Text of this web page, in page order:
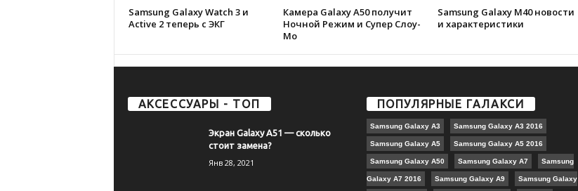
Samsung Galaxy Watch 3 и
Active 2 теперь с ЭКГ
Камера Galaxy A50 получит
Ночной Режим и Супер Слоу-
Мо
Samsung Galaxy M40 новости
и характеристики
АКСЕССУАРЫ - ТОП
Экран Galaxy A51 — сколько
стоит замена?
Янв 28, 2021
ПОПУЛЯРНЫЕ ГАЛАКСИ
Samsung Galaxy A3 Samsung Galaxy A3 2016
Samsung Galaxy A5 Samsung Galaxy A5 2016
Samsung Galaxy A50 Samsung Galaxy A7 Samsung
Galaxy A7 2016 Samsung Galaxy A9 Samsung Galaxy